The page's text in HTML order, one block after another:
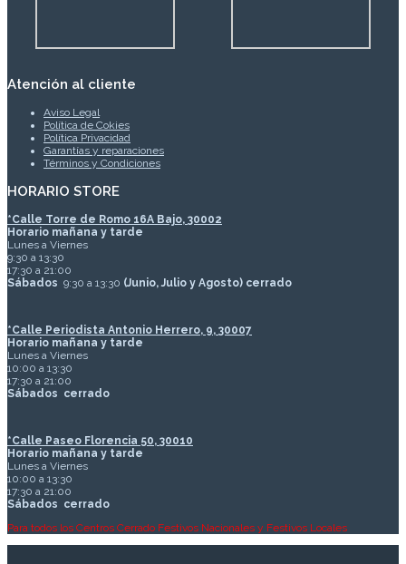
Atención al cliente
Aviso Legal
Política de Cokies
Política Privacidad
Garantías y reparaciones
Términos y Condiciones
HORARIO STORE
*Calle Torre de Romo 16A Bajo, 30002
Horario mañana y tarde
Lunes a Viernes
9:30 a 13:30
17:30 a 21:00
Sábados 9:30 a 13:30 (Junio, Julio y Agosto) cerrado
*Calle Periodista Antonio Herrero, 9, 30007
Horario mañana y tarde
Lunes a Viernes
10:00 a 13:30
17:30 a 21:00
Sábados cerrado
*Calle Paseo Florencia 50, 30010
Horario mañana y tarde
Lunes a Viernes
10:00 a 13:30
17:30 a 21:00
Sábados cerrado
Para todos los Centros Cerrado Festivos Nacionales y Festivos Locales